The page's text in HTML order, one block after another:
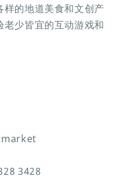
的地道美食和文创产
少皆宜的互动游戏和
3428